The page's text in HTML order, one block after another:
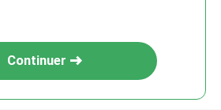
Continuer